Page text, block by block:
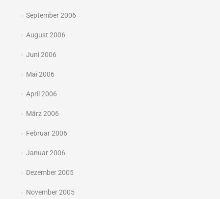
September 2006
August 2006
Juni 2006
Mai 2006
April 2006
März 2006
Februar 2006
Januar 2006
Dezember 2005
November 2005